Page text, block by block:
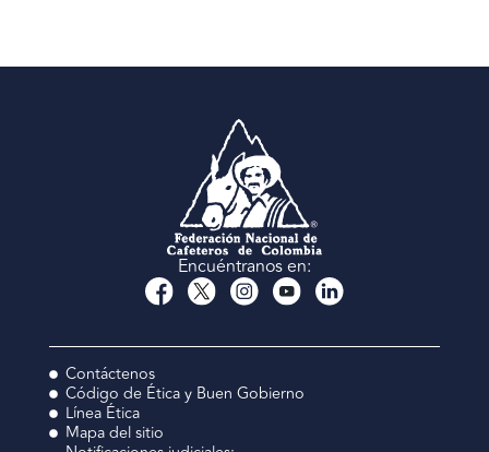
Encuéntranos en:
Contáctenos
Código de Ética y Buen Gobierno
Línea Ética
Mapa del sitio